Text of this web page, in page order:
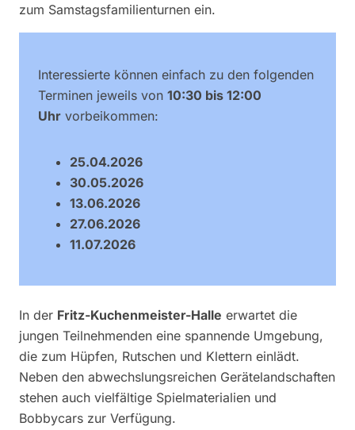
zum Samstagsfamilienturnen ein.
Interessierte können einfach zu den folgenden
Terminen jeweils von 10:30 bis 12:00
Uhrvorbeikommen:
25.04.2026
30.05.2026
13.06.2026
27.06.2026
11.07.2026
In der Fritz-Kuchenmeister-Halle erwartet die
jungen Teilnehmenden eine spannende Umgebung,
die zum Hüpfen, Rutschen und Klettern einlädt.
Neben den abwechslungsreichen Gerätelandschaften
stehen auch vielfältige Spielmaterialien und
Bobbycars zur Verfügung.